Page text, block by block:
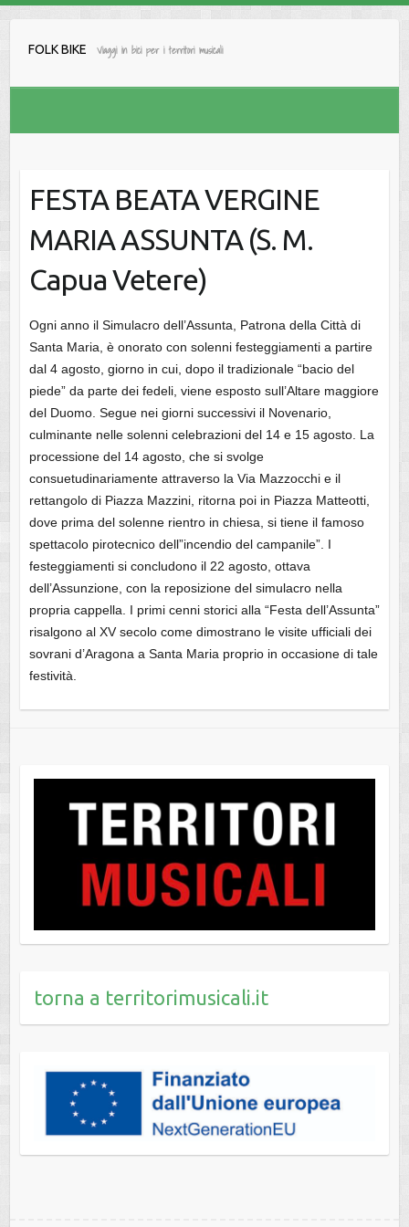
FOLK BIKE Viaggi in bici per i territori musicali
FESTA BEATA VERGINE
MARIA ASSUNTA (S. M.
Capua Vetere)
Ogni anno il Simulacro dell’Assunta, Patrona della Città di
Santa Maria, è onorato con solenni festeggiamenti a partire
dal 4 agosto, giorno in cui, dopo il tradizionale “bacio del
piede” da parte dei fedeli, viene esposto sull’Altare maggiore
del Duomo. Segue nei giorni successivi il Novenario,
culminante nelle solenni celebrazioni del 14 e 15 agosto. La
processione del 14 agosto, che si svolge
consuetudinariamente attraverso la Via Mazzocchi e il
rettangolo di Piazza Mazzini, ritorna poi in Piazza Matteotti,
dove prima del solenne rientro in chiesa, si tiene il famoso
spettacolo pirotecnico dell”incendio del campanile”. I
festeggiamenti si concludono il 22 agosto, ottava
dell’Assunzione, con la reposizione del simulacro nella
propria cappella. I primi cenni storici alla “Festa dell’Assunta”
risalgono al XV secolo come dimostrano le visite ufficiali dei
sovrani d’Aragona a Santa Maria proprio in occasione di tale
festività.
torna a territorimusicali.it